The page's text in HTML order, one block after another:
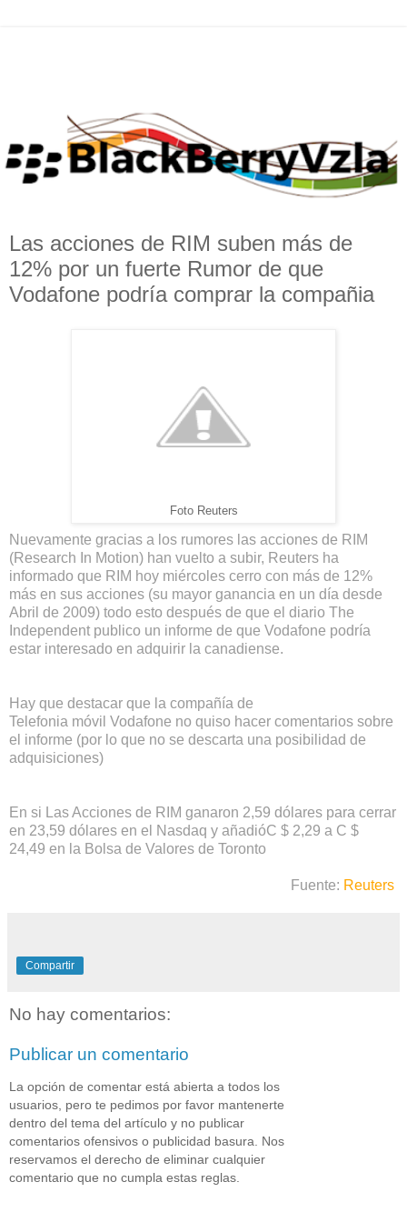
Las acciones de RIM suben más de
12% por un fuerte Rumor de que
Vodafone podría comprar la compañia
Foto Reuters
Nuevamente gracias a los rumores las acciones de RIM
(Research In Motion) han vuelto a subir, Reuters ha
informado que RIM hoy miércoles cerro con más de 12%
más en sus acciones (su mayor ganancia en un día desde
Abril de 2009) todo esto después de que el diario The
Independent publico un informe de que Vodafone podría
estar interesado en adquirir la canadiense.
Hay que destacar que la compañía de
Telefonia móvil Vodafone no quiso hacer comentarios sobre
el informe (por lo que no se descarta una posibilidad de
adquisiciones)
En si Las Acciones de RIM ganaron 2,59 dólares para cerrar
en 23,59 dólares en el Nasdaq y añadióC $ 2,29 a C $
24,49 en la Bolsa de Valores de Toronto
Fuente: Reuters
Compartir
No hay comentarios:
Publicar un comentario
La opción de comentar está abierta a todos los
usuarios, pero te pedimos por favor mantenerte
dentro del tema del artículo y no publicar
comentarios ofensivos o publicidad basura. Nos
reservamos el derecho de eliminar cualquier
comentario que no cumpla estas reglas.